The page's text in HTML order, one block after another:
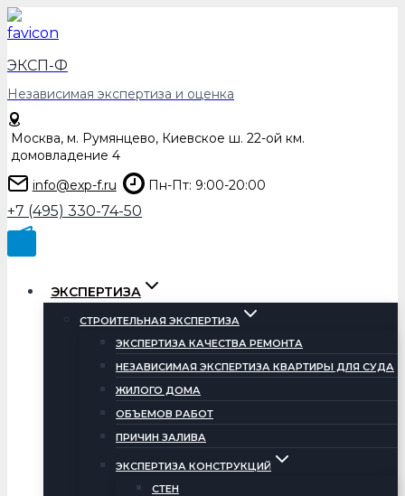
Перейти
к
содержимому
ЭКСП-Ф
Независимая экспертиза и оценка
Москва, м. Румянцево, Киевское ш. 22-ой км.
домовладение 4
info@exp-f.ru
Пн-Пт: 9:00-20:00
+7 (495) 330-74-50
ЭКСПЕРТИЗА
СТРОИТЕЛЬНАЯ ЭКСПЕРТИЗА
ЭКСПЕРТИЗА КАЧЕСТВА РЕМОНТА
НЕЗАВИСИМАЯ ЭКСПЕРТИЗА КВАРТИРЫ ДЛЯ СУДА
ЖИЛОГО ДОМА
ОБЪЕМОВ РАБОТ
ПРИЧИН ЗАЛИВА
ЭКСПЕРТИЗА КОНСТРУКЦИЙ
СТЕН